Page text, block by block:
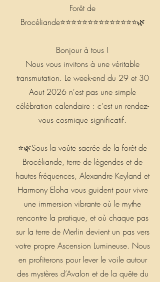
Forêt de
Brocéliande⭐️⭐️⭐️⭐️⭐️⭐️⭐️⭐️⭐️⭐️⭐️⭐️⭐️⭐️🌿
Bonjour à tous !
Nous vous invitons à une véritable
transmutation. Le week-end du 29 et 30
Aout 2026 n'est pas une simple
célébration calendaire : c'est un rendez-
vous cosmique significatif.
⭐️🌿Sous la voûte sacrée de la forêt de
Brocéliande, terre de légendes et de
hautes fréquences, Alexandre Keyland et
Harmony Eloha vous guident pour vivre
une immersion vibrante où le mythe
rencontre la pratique, et où chaque pas
sur la terre de Merlin devient un pas vers
votre propre Ascension Lumineuse. Nous
en profiterons pour lever le voile autour
des mystères d’Avalon et de la quête du